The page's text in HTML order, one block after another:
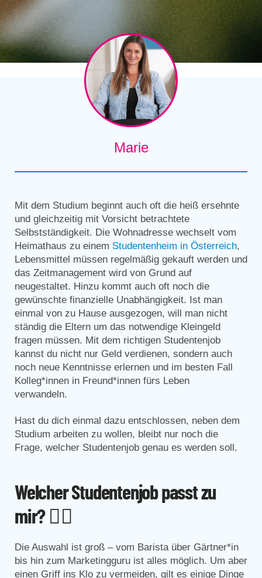
Marie
Mit dem Studium beginnt auch oft die heiß ersehnte
und gleichzeitig mit Vorsicht betrachtete
Selbstständigkeit. Die Wohnadresse wechselt vom
Heimathaus zu einem Studentenheim in Österreich,
Lebensmittel müssen regelmäßig gekauft werden und
das Zeitmanagement wird von Grund auf
neugestaltet. Hinzu kommt auch oft noch die
gewünschte finanzielle Unabhängigkeit. Ist man
einmal von zu Hause ausgezogen, will man nicht
ständig die Eltern um das notwendige Kleingeld
fragen müssen. Mit dem richtigen Studentenjob
kannst du nicht nur Geld verdienen, sondern auch
noch neue Kenntnisse erlernen und im besten Fall
Kolleg*innen in Freund*innen fürs Leben
verwandeln.
Hast du dich einmal dazu entschlossen, neben dem
Studium arbeiten zu wollen, bleibt nur noch die
Frage, welcher Studentenjob genau es werden soll.
Welcher Studentenjob passt zu
mir?🤷‍♂️
Die Auswahl ist groß – vom Barista über Gärtner*in
bis hin zum Marketingguru ist alles möglich. Um aber
einen Griff ins Klo zu vermeiden, gilt es einige Dinge